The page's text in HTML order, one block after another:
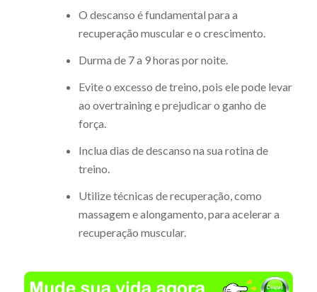
O descanso é fundamental para a
recuperação muscular e o crescimento.
Durma de 7 a 9 horas por noite.
Evite o excesso de treino, pois ele pode levar
ao overtraining e prejudicar o ganho de
força.
Inclua dias de descanso na sua rotina de
treino.
Utilize técnicas de recuperação, como
massagem e alongamento, para acelerar a
recuperação muscular.